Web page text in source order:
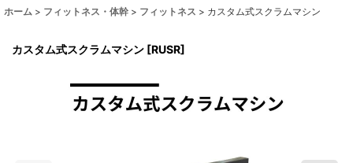
ホーム > フィットネス・体幹 > フィットネス > カスタム式スクラムマシン
カスタム式スクラムマシン [RUSR]